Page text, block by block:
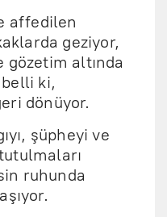
affedilen
geziyor,
altında
ki,
dönüyor.
şüpheyi ve
ruhunda